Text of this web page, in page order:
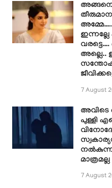
അങ്ങനെ
അല്ലെ..
7 August
അവിടെ
പുള്ളി
7 August